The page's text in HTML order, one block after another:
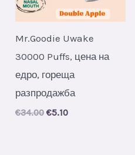
Mr.Goodie Uwake
30000 Puffs, цена на
едро, гореща
разпродажба
€34.00 Original
€5.10Current